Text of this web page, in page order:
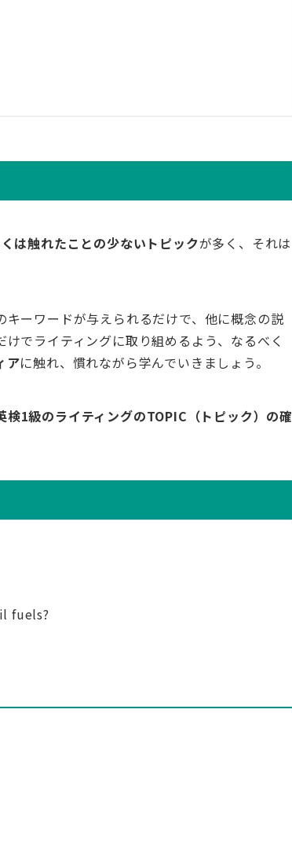
は触れたことの少ないトピックが多く、それは
キーワードが与えられるだけで、他に概念の説
でライティングに取り組めるよう、なるべく
アに触れ、慣れながら学んでいきましょう。
検1級のライティングのTOPIC（トピック）の確
fuels?